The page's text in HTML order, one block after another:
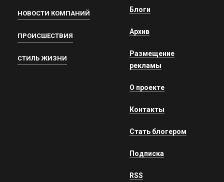
НОВОСТИ КОМПАНИЙ
ПРОИСШЕСТВИЯ
СТИЛЬ ЖИЗНИ
Блоги
Архив
Размещение
рекламы
О проекте
Контакты
Стать блогером
Подписка
RSS